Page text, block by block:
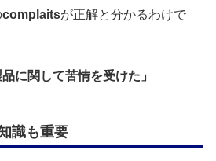
complaitsが正解と分かるわけで
に関して苦情を受けた」
識も重要